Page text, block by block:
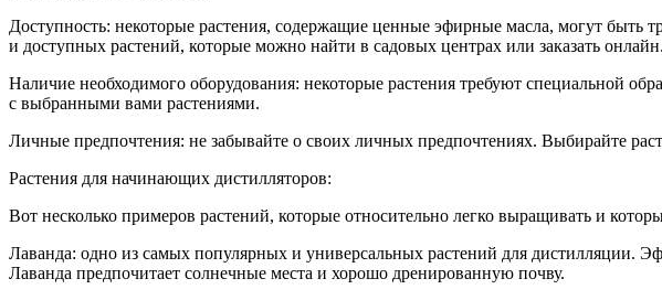
Доступность: некоторые растения, содержащие ценные эфирные масла, могут быть
и доступных растений, которые можно найти в садовых центрах или заказать онлайн.
Наличие необходимого оборудования: некоторые растения требуют специальной
с выбранными вами растениями.
Личные предпочтения: не забывайте о своих личных предпочтениях. Выбирайте
Растения для начинающих дистилляторов:
Вот несколько примеров растений, которые относительно легко выращивать и
Лаванда: одно из самых популярных и универсальных растений для дистилляции.
Лаванда предпочитает солнечные места и хорошо дренированную почву.